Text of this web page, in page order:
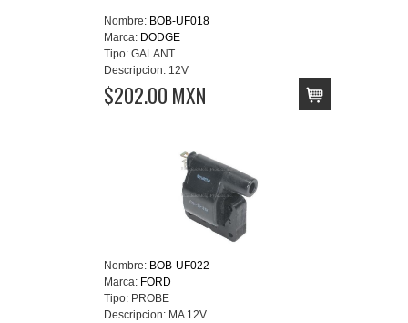
Nombre: BOB-UF018
Marca: DODGE
Tipo: GALANT
Descripcion: 12V
$202.00 MXN
Nombre: BOB-UF022
Marca: FORD
Tipo: PROBE
Descripcion: MA 12V